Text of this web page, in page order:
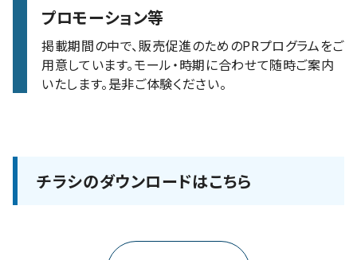
プロモーション等
掲載期間の中で、販売促進のためのPRプログラムをご
用意しています。モール・時期に合わせて随時ご案内
いたします。是非ご体験ください。
チラシのダウンロードはこちら